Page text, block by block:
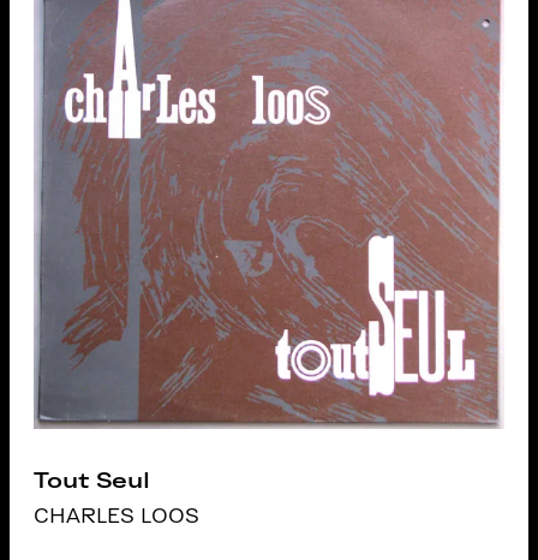
Tout Seul
CHARLES LOOS